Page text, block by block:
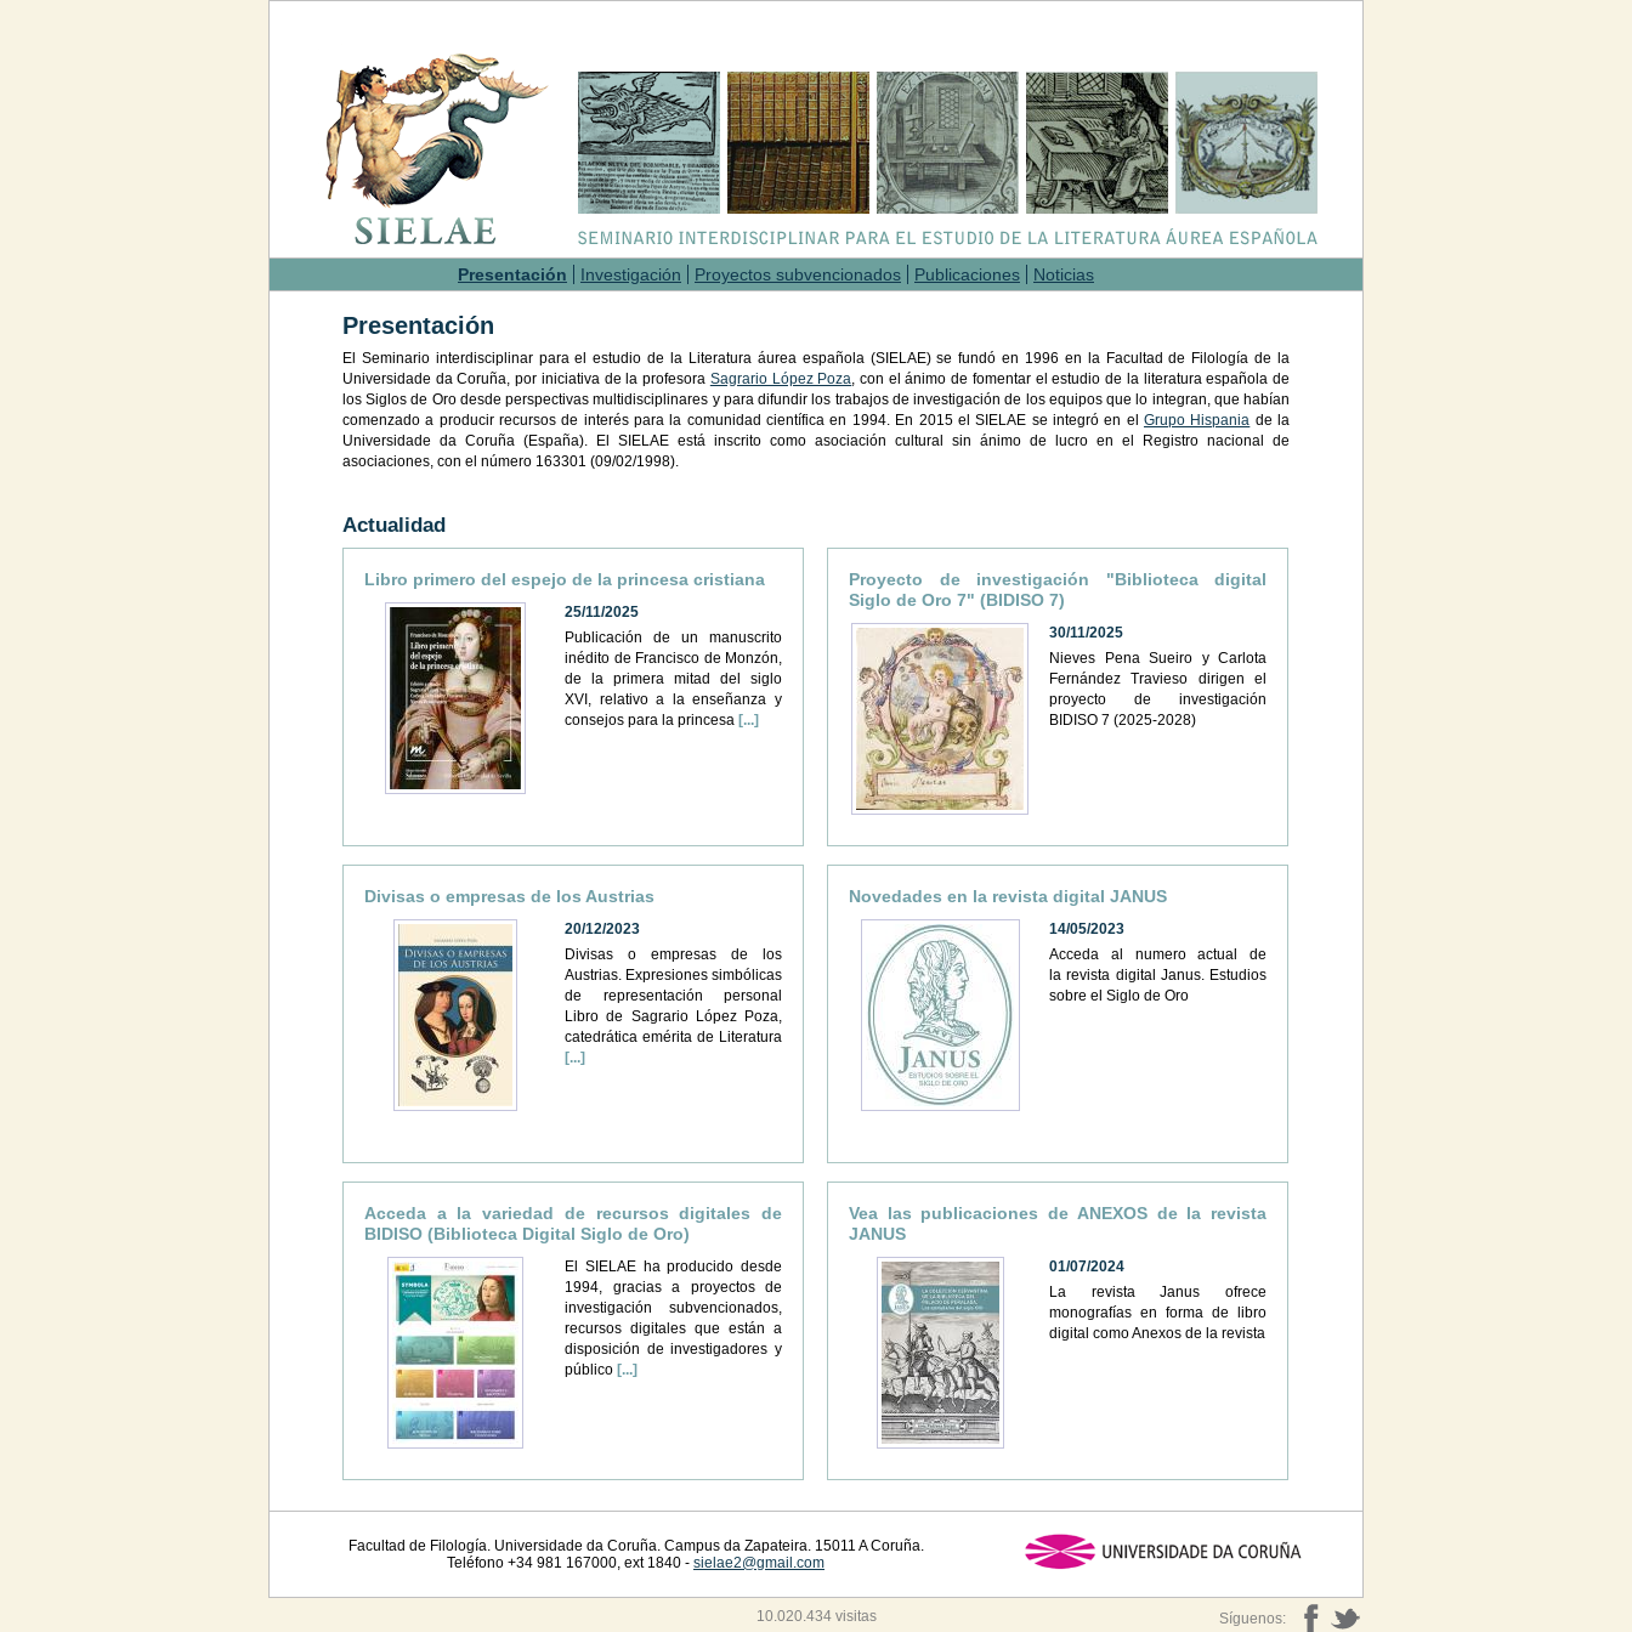
Presentación Investigación Proyectos subvencionados Publicaciones Noticias
Presentación
El Seminario interdisciplinar para el estudio de la Literatura áurea española (SIELAE) se fundó en 1996 en la Facultad de Filología de la
Universidade da Coruña, por iniciativa de la profesora Sagrario López Poza, con el ánimo de fomentar el estudio de la literatura española de
los Siglos de Oro desde perspectivas multidisciplinares y para difundir los trabajos de investigación de los equipos que lo integran, que habían
comenzado a producir recursos de interés para la comunidad científica en 1994. En 2015 el SIELAE se integró en el Grupo Hispania de la
Universidade da Coruña (España). El SIELAE está inscrito como asociación cultural sin ánimo de lucro en el Registro nacional de
asociaciones, con el número 163301 (09/02/1998).
Actualidad
Libro primero del espejo de la princesa cristiana
25/11/2025
Publicación de un manuscrito
inédito de Francisco de Monzón,
de la primera mitad del siglo
XVI, relativo a la enseñanza y
consejos para la princesa [...]
Proyecto de investigación "Biblioteca digital
Siglo de Oro 7" (BIDISO 7)
30/11/2025
Nieves Pena Sueiro y Carlota
Fernández Travieso dirigen el
proyecto de investigación
BIDISO 7 (2025-2028)
Divisas o empresas de los Austrias
20/12/2023
Divisas o empresas de los
Austrias. Expresiones simbólicas
de representación personal
Libro de Sagrario López Poza,
catedrática emérita de Literatura
[...]
Novedades en la revista digital JANUS
14/05/2023
Acceda al numero actual de
la revista digital Janus. Estudios
sobre el Siglo de Oro
Acceda a la variedad de recursos digitales de
BIDISO (Biblioteca Digital Siglo de Oro)
El SIELAE ha producido desde
1994, gracias a proyectos de
investigación subvencionados,
recursos digitales que están a
disposición de investigadores y
público [...]
Vea las publicaciones de ANEXOS de la revista
JANUS
01/07/2024
La revista Janus ofrece
monografías en forma de libro
digital como Anexos de la revista
Facultad de Filología. Universidade da Coruña. Campus da Zapateira. 15011 A Coruña.
Teléfono +34 981 167000, ext 1840 - sielae2@gmail.com
10.020.434 visitas Síguenos: